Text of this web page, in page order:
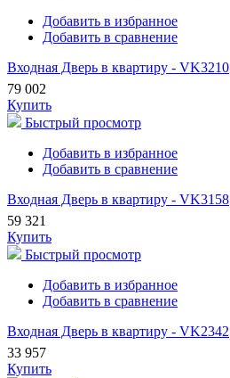
Добавить в избранное
Добавить в сравнение
Входная Дверь в квартиру - VK3210
79 002
Купить
Быстрый просмотр
Добавить в избранное
Добавить в сравнение
Входная Дверь в квартиру - VK3158
59 321
Купить
Быстрый просмотр
Добавить в избранное
Добавить в сравнение
Входная Дверь в квартиру - VK2342
33 957
Купить